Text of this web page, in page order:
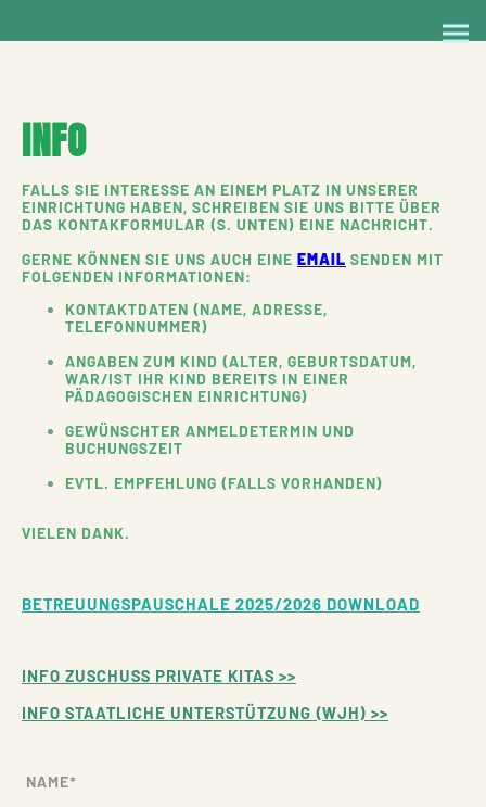
INFO
FALLS SIE INTERESSE AN EINEM PLATZ IN UNSERER
EINRICHTUNG HABEN, SCHREIBEN SIE UNS BITTE ÜBER
DAS KONTAKFORMULAR (S. UNTEN) EINE NACHRICHT.
GERNE KÖNNEN SIE UNS AUCH EINE EMAIL SENDEN MIT
FOLGENDEN INFORMATIONEN:
KONTAKTDATEN (NAME, ADRESSE,
TELEFONNUMMER)
ANGABEN ZUM KIND (ALTER, GEBURTSDATUM,
WAR/IST IHR KIND BEREITS IN EINER
PÄDAGOGISCHEN EINRICHTUNG)
GEWÜNSCHTER ANMELDETERMIN UND
BUCHUNGSZEIT
EVTL. EMPFEHLUNG (FALLS VORHANDEN)
VIELEN DANK.
BETREUUNGSPAUSCHALE 2025/2026 DOWNLOAD
INFO ZUSCHUSS PRIVATE KITAS
>>
INFO STAATLICHE UNTERSTÜTZUNG (WJH) >>
NAME*